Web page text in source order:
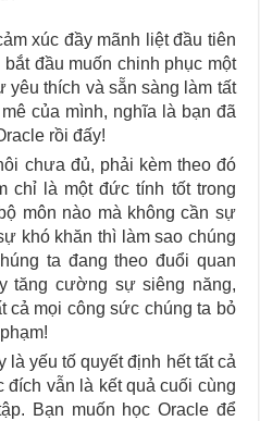
xúc đầy mãnh liệt đầu tiên
đầu muốn chinh phục một
yêu thích và sẵn sàng làm tất
của mình, nghĩa là bạn đã
rồi đấy!
chưa đủ, phải kèm theo đó
chỉ là một đức tính tốt trong
môn nào mà không cần sự
khó khăn thì làm sao chúng
ta đang theo đuổi quan
tăng cường sự siêng năng,
cả mọi công sức chúng ta bỏ
là yếu tố quyết định hết tất cả
đích vẫn là kết quả cuối cùng
Bạn muốn học Oracle để